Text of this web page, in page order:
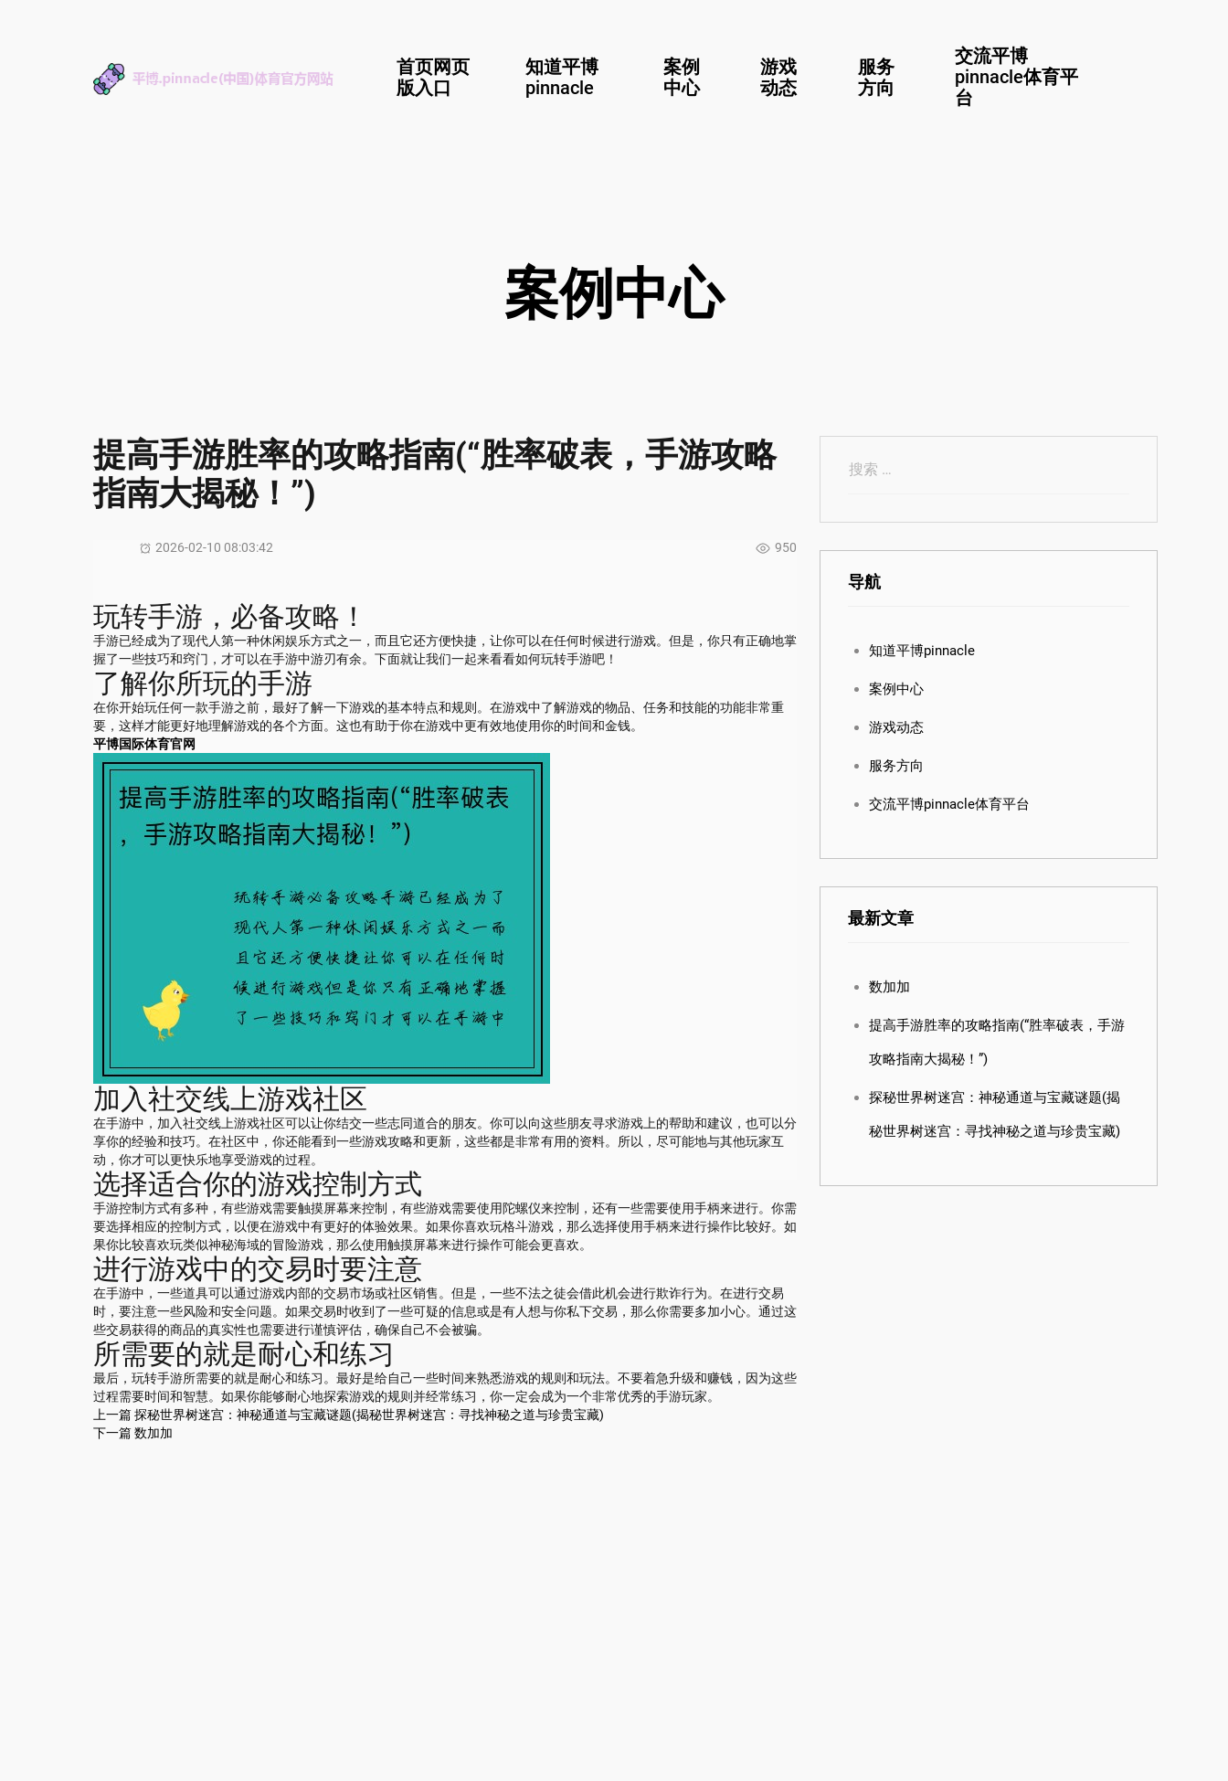
首页网页
版入口
知道平博
pinnacle
案例
中心
游戏
动态
服务
方向
交流平博
pinnacle体育平
台
案例中心
提高手游胜率的攻略指南(“胜率破表，手游攻略
指南大揭秘！”)
2026-02-10 08:03:42 950
玩转手游，必备攻略！
手游已经成为了现代人第一种休闲娱乐方式之一，而且它还方便快捷，让你可以在任何时候进行游戏。但是，你只有正确地掌
握了一些技巧和窍门，才可以在手游中游刃有余。下面就让我们一起来看看如何玩转手游吧！
了解你所玩的手游
在你开始玩任何一款手游之前，最好了解一下游戏的基本特点和规则。在游戏中了解游戏的物品、任务和技能的功能非常重
要，这样才能更好地理解游戏的各个方面。这也有助于你在游戏中更有效地使用你的时间和金钱。
平博国际体育官网
加入社交线上游戏社区
在手游中，加入社交线上游戏社区可以让你结交一些志同道合的朋友。你可以向这些朋友寻求游戏上的帮助和建议，也可以分
享你的经验和技巧。在社区中，你还能看到一些游戏攻略和更新，这些都是非常有用的资料。所以，尽可能地与其他玩家互
动，你才可以更快乐地享受游戏的过程。
选择适合你的游戏控制方式
手游控制方式有多种，有些游戏需要触摸屏幕来控制，有些游戏需要使用陀螺仪来控制，还有一些需要使用手柄来进行。你需
要选择相应的控制方式，以便在游戏中有更好的体验效果。如果你喜欢玩格斗游戏，那么选择使用手柄来进行操作比较好。如
果你比较喜欢玩类似神秘海域的冒险游戏，那么使用触摸屏幕来进行操作可能会更喜欢。
进行游戏中的交易时要注意
在手游中，一些道具可以通过游戏内部的交易市场或社区销售。但是，一些不法之徒会借此机会进行欺诈行为。在进行交易
时，要注意一些风险和安全问题。如果交易时收到了一些可疑的信息或是有人想与你私下交易，那么你需要多加小心。通过这
些交易获得的商品的真实性也需要进行谨慎评估，确保自己不会被骗。
所需要的就是耐心和练习
最后，玩转手游所需要的就是耐心和练习。最好是给自己一些时间来熟悉游戏的规则和玩法。不要着急升级和赚钱，因为这些
过程需要时间和智慧。如果你能够耐心地探索游戏的规则并经常练习，你一定会成为一个非常优秀的手游玩家。
上一篇探秘世界树迷宫：神秘通道与宝藏谜题(揭秘世界树迷宫：寻找神秘之道与珍贵宝藏)
下一篇数加加
导航
知道平博pinnacle
案例中心
游戏动态
服务方向
交流平博pinnacle体育平台
最新文章
数加加
提高手游胜率的攻略指南(“胜率破表，手游
攻略指南大揭秘！”)
探秘世界树迷宫：神秘通道与宝藏谜题(揭
秘世界树迷宫：寻找神秘之道与珍贵宝藏)